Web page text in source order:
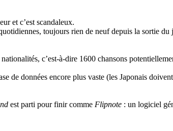
et c’est scandaleux.
toujours rien de neuf depuis la sortie du
c’est-à-dire 1600 chansons
données encore plus vaste (les Japonais
est parti pour finir comme Flipnote : un logiciel